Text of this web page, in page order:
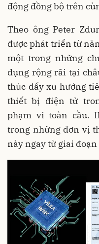
động đồng bộ trên
Theo ông Peter
được phát triển từ
một trong những
dụng rộng rãi tại
thúc đẩy xu hướng
thiết bị điện tử
phạm vi toàn cầu.
trong những đơn vị
này ngay từ giai đoạn